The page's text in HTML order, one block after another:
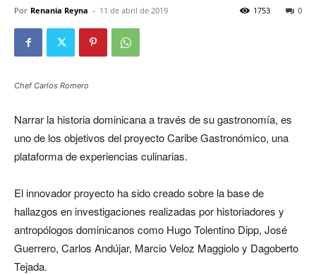
Por Renania Reyna - 11 de abril de 2019 0
1753
Chef Carlos Romero
Narrar la historia dominicana a través de su gastronomía, es
uno de los objetivos del proyecto Caribe Gastronómico, una
plataforma de experiencias culinarias.
El innovador proyecto ha sido creado sobre la base de
hallazgos en investigaciones realizadas por historiadores y
antropólogos dominicanos como Hugo Tolentino Dipp, José
Guerrero, Carlos Andújar, Marcio Veloz Maggiolo y Dagoberto
Tejada.